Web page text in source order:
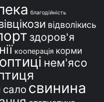
благодійність
відволікись
здоров'я
кооперація корми
нем'ясо
сало свинина